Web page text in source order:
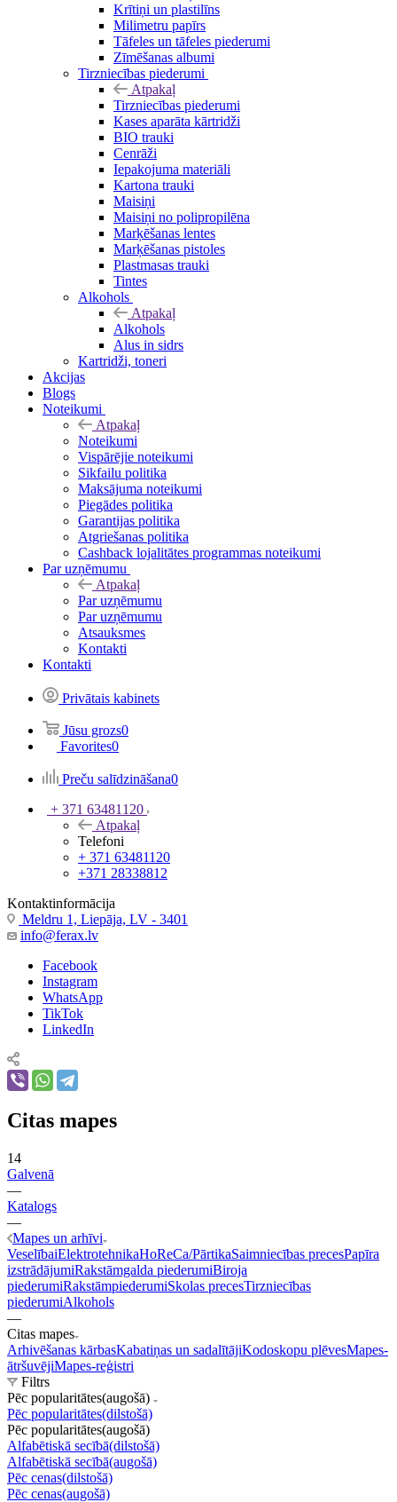
Krītiņi un plastilīns
Milimetru papīrs
Tāfeles un tāfeles piederumi
Zīmēšanas albumi
Tirzniecības piederumi
Atpakaļ
Tirzniecības piederumi
Kases aparāta kārtridži
BIO trauki
Cenrāži
Iepakojuma materiāli
Kartona trauki
Maisiņi
Maisiņi no polipropilēna
Marķēšanas lentes
Marķēšanas pistoles
Plastmasas trauki
Tintes
Alkohols
Atpakaļ
Alkohols
Alus in sidrs
Kartridži, toneri
Akcijas
Blogs
Noteikumi
Atpakaļ
Noteikumi
Vispārējie noteikumi
Sikfailu politika
Maksājuma noteikumi
Piegādes politika
Garantijas politika
Atgriešanas politika
Cashback lojalitātes programmas noteikumi
Par uzņēmumu
Atpakaļ
Par uzņēmumu
Par uzņēmumu
Atsauksmes
Kontakti
Kontakti
Privātais kabinets
Jūsu grozs0
Favorites0
Preču salīdzināšana0
+ 371 63481120
Atpakaļ
Telefoni
+ 371 63481120
+371 28338812
Kontaktinformācija
Meldru 1, Liepāja, LV - 3401
info@ferax.lv
Facebook
Instagram
WhatsApp
TikTok
LinkedIn
Citas mapes
14
Galvenā
—
Katalogs
—
Mapes un arhīvi
VeselībaiElektrotehnikaHoReCa/PārtikaSaimniecības precesPapīra
izstrādājumiRakstāmgalda piederumiBiroja
piederumiRakstāmpiederumiSkolas precesTirzniecības
piederumiAlkohols
—
Citas mapes
Arhivēšanas kārbasKabatiņas un sadalītājiKodoskopu plēvesMapes-
ātršuvējiMapes-reģistri
Filtrs
Pēc popularitātes(augošā)
Pēc popularitātes(dilstošā)
Pēc popularitātes(augošā)
Alfabētiskā secībā(dilstošā)
Alfabētiskā secībā(augošā)
Pēc cenas(dilstošā)
Pēc cenas(augošā)